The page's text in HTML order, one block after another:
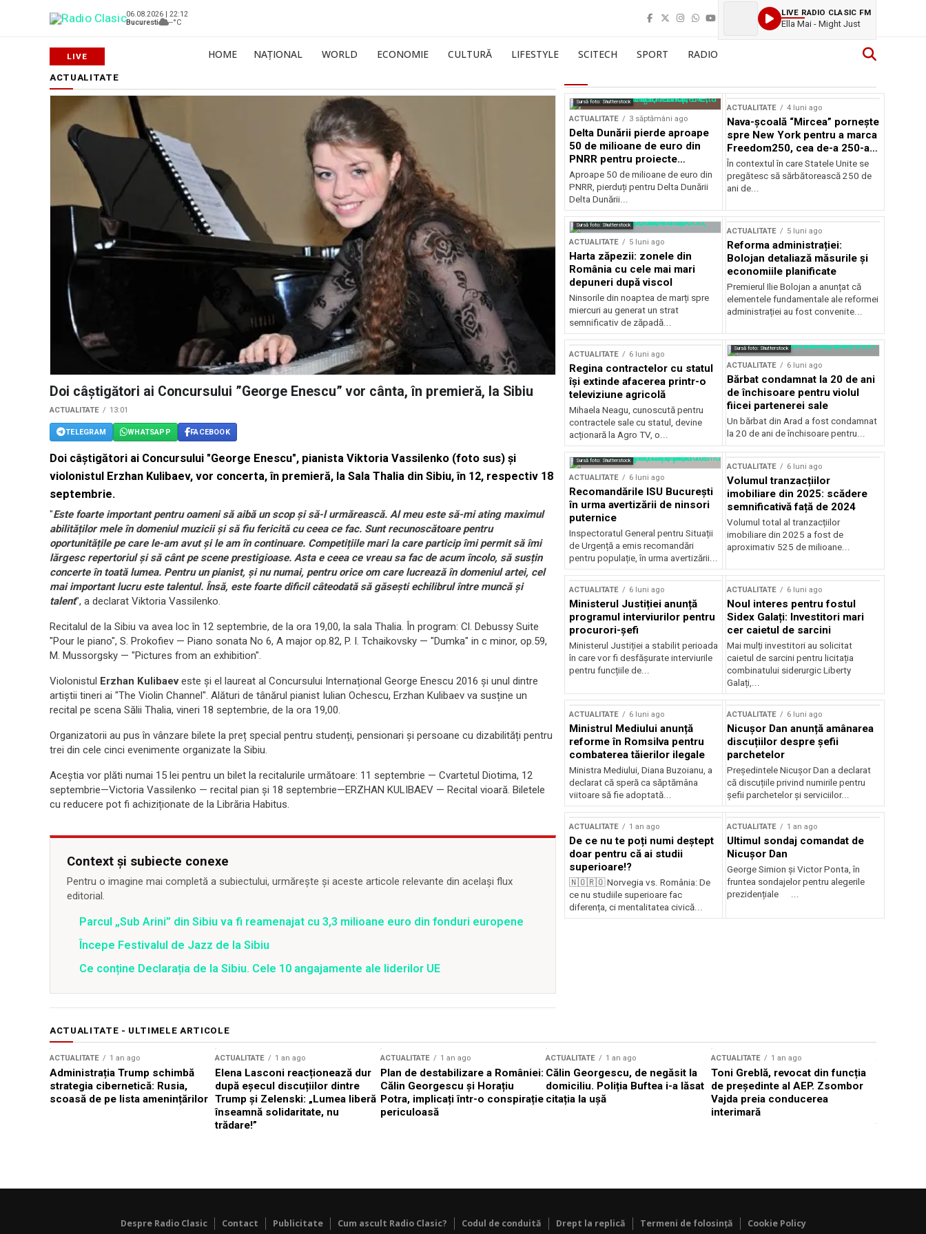
06.08.2026 | 22:12
Bucuresti
--°C
LIVE RADIO CLASIC FM
Ella Mai - Might Just
HOME NAȚIONAL WORLD ECONOMIE CULTURĂ LIFESTYLE SCITECH SPORT RADIO
ACTUALITATE
Doi câștigători ai Concursului ”George Enescu” vor cânta, în premieră, la Sibiu
ACTUALITATE 13:01
TELEGRAM WHATSAPP FACEBOOK
Doi câștigători ai Concursului "George Enescu", pianista Viktoria Vassilenko (foto sus) și
violonistul Erzhan Kulibaev, vor concerta, în premieră, la Sala Thalia din Sibiu, în 12, respectiv 18
septembrie.
"Este foarte important pentru oameni să aibă un scop și să-l urmărească. Al meu este să-mi ating maximul
abilităților mele în domeniul muzicii și să fiu fericită cu ceea ce fac. Sunt recunoscătoare pentru
oportunitățile pe care le-am avut și le am în continuare. Competițiile mari la care particip îmi permit să îmi
lărgesc repertoriul și să cânt pe scene prestigioase. Asta e ceea ce vreau sa fac de acum încolo, să susțin
concerte în toată lumea. Pentru un pianist, și nu numai, pentru orice om care lucrează în domeniul artei, cel
mai important lucru este talentul. Însă, este foarte dificil câteodată să găsești echilibrul între muncă și
talent", a declarat Viktoria Vassilenko.
Recitalul de la Sibiu va avea loc în 12 septembrie, de la ora 19,00, la sala Thalia. În program: Cl. Debussy Suite
"Pour le piano", S. Prokofiev — Piano sonata No 6, A major op.82, P. I. Tchaikovsky — "Dumka" in c minor, op.59,
M. Mussorgsky — "Pictures from an exhibition".
Violonistul Erzhan Kulibaeveste și el laureat al Concursului Internațional George Enescu 2016 și unul dintre
artiștii tineri ai "The Violin Channel". Alături de tânărul pianist Iulian Ochescu, Erzhan Kulibaev va susține un
recital pe scena Sălii Thalia, vineri 18 septembrie, de la ora 19,00.
Organizatorii au pus în vânzare bilete la preț special pentru studenți, pensionari și persoane cu dizabilități pentru
trei din cele cinci evenimente organizate la Sibiu.
Aceștia vor plăti numai 15 lei pentru un bilet la recitalurile următoare: 11 septembrie — Cvartetul Diotima, 12
septembrie—Victoria Vassilenko — recital pian și 18 septembrie—ERZHAN KULIBAEV — Recital vioară. Biletele
cu reducere pot fi achiziționate de la Librăria Habitus.
Context și subiecte conexe
Pentru o imagine mai completă a subiectului, urmărește și aceste articole relevante din același flux
editorial.
Parcul „Sub Arini” din Sibiu va fi reamenajat cu 3,3 milioane euro din fonduri europene
Începe Festivalul de Jazz de la Sibiu
Ce conține Declarația de la Sibiu. Cele 10 angajamente ale liderilor UE
Sursă foto: Shutterstock
ACTUALITATE 3 săptămâni ago
Delta Dunării pierde aproape
50 de milioane de euro din
PNRR pentru proiecte
esențiale
Aproape 50 de milioane de euro din
PNRR, pierduți pentru Delta Dunării
Delta Dunării...
ACTUALITATE 4 luni ago
Nava-școală “Mircea” pornește
spre New York pentru a marca
Freedom250, cea de-a 250-a
aniversare a Statelor Unite
În contextul în care Statele Unite se
pregătesc să sărbătorească 250 de
ani de...
Sursă foto: Shutterstock
ACTUALITATE 5 luni ago
Harta zăpezii: zonele din
România cu cele mai mari
depuneri după viscol
Ninsorile din noaptea de marți spre
miercuri au generat un strat
semnificativ de zăpadă...
ACTUALITATE 5 luni ago
Reforma administrației:
Bolojan detaliază măsurile și
economiile planificate
Premierul Ilie Bolojan a anunțat că
elementele fundamentale ale reformei
administrației au fost convenite...
ACTUALITATE 6 luni ago
Regina contractelor cu statul
își extinde afacerea printr-o
televiziune agricolă
Mihaela Neagu, cunoscută pentru
contractele sale cu statul, devine
acționară la Agro TV, o...
Sursă foto: Shutterstock
ACTUALITATE 6 luni ago
Bărbat condamnat la 20 de ani
de închisoare pentru violul
fiicei partenerei sale
Un bărbat din Arad a fost condamnat
la 20 de ani de închisoare pentru...
Sursă foto: Shutterstock
ACTUALITATE 6 luni ago
Recomandările ISU București
în urma avertizării de ninsori
puternice
Inspectoratul General pentru Situații
de Urgență a emis recomandări
pentru populație, în urma avertizării...
ACTUALITATE 6 luni ago
Volumul tranzacțiilor
imobiliare din 2025: scădere
semnificativă față de 2024
Volumul total al tranzacțiilor
imobiliare din 2025 a fost de
aproximativ 525 de milioane...
ACTUALITATE 6 luni ago
Ministerul Justiției anunță
programul interviurilor pentru
procurori-șefi
Ministerul Justiției a stabilit perioada
în care vor fi desfășurate interviurile
pentru funcțiile de...
ACTUALITATE 6 luni ago
Noul interes pentru fostul
Sidex Galați: Investitori mari
cer caietul de sarcini
Mai mulți investitori au solicitat
caietul de sarcini pentru licitația
combinatului siderurgic Liberty
Galați,...
ACTUALITATE 6 luni ago
Ministrul Mediului anunță
reforme în Romsilva pentru
combaterea tăierilor ilegale
Ministra Mediului, Diana Buzoianu, a
declarat că speră ca săptămâna
viitoare să fie adoptată...
ACTUALITATE 6 luni ago
Nicușor Dan anunță amânarea
discuțiilor despre șefii
parchetelor
Președintele Nicușor Dan a declarat
că discuțiile privind numirile pentru
șefii parchetelor și serviciilor...
ACTUALITATE 1 an ago
De ce nu te poți numi deștept
doar pentru că ai studii
superioare!?
🇳🇴🇷🇴 Norvegia vs. România: De
ce nu studiile superioare fac
diferența, ci mentalitatea civică...
ACTUALITATE 1 an ago
Ultimul sondaj comandat de
Nicușor Dan
George Simion și Victor Ponta, în
fruntea sondajelor pentru alegerile
prezidențiale ...
ACTUALITATE - ULTIMELE ARTICOLE
ACTUALITATE 1 an ago
Administrația Trump schimbă
strategia cibernetică: Rusia,
scoasă de pe lista amenințărilor
ACTUALITATE 1 an ago
Elena Lasconi reacționează dur
după eșecul discuțiilor dintre
Trump și Zelenski: „Lumea liberă
înseamnă solidaritate, nu
trădare!”
ACTUALITATE 1 an ago
Plan de destabilizare a României:
Călin Georgescu și Horațiu
Potra, implicați într-o conspirație
periculoasă
ACTUALITATE 1 an ago
Călin Georgescu, de negăsit la
domiciliu. Poliția Buftea i-a lăsat
citația la ușă
ACTUALITATE 1 an ago
Toni Greblă, revocat din funcția
de președinte al AEP. Zsombor
Vajda preia conducerea
interimară
Despre Radio Clasic Contact Publicitate Cum ascult Radio Clasic? Codul de conduită Drept la replică Termeni de folosință Cookie Policy